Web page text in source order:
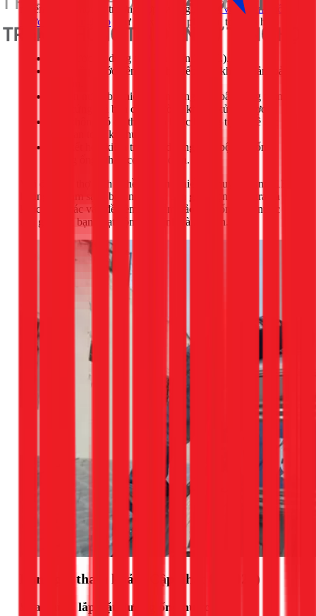
nhiên, trong một số trường hợp, việc gọi
dịch vụ vệ sinh bồn
nước chuyên nghiệp như 1Fix là giải pháp an toàn và hiệu
Bồn nước có dung tích lớn (trên 2000L).
Vị trí bồn nước trên cao, khó tiếp cận, không đảm bảo
Nguồn nước bị nhiễm phèn nặng, cặn bẩn đóng thành
tảng cứng mà bàn chải thường không xử lý được.
Bạn không có đủ thời gian hoặc không tự tin về các
bước an toàn kỹ thuật.
Cần kết hợp kiểm tra, bảo dưỡng toàn bộ hệ thống
đường ống, phao cơ, phao điện.
Với đội ngũ thợ lành nghề và trang thiết bị chuyên dụng, 1Fix
không chỉ làm sạch bồn nước mà còn giúp bạn kiểm tra và
khắc phục các vấn đề tiềm ẩn, đảm bảo hệ thống cấp nước
của gia đình bạn hoạt động ổn định và an toàn.
Bảng giá tham khảo (Cập nhật 03/2026)
Sửa chữa, lắp đặt đường ống nước